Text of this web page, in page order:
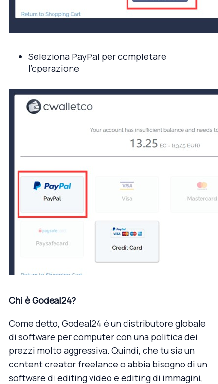
Seleziona PayPal per completare
l’operazione
Chi è Godeal24?
Come detto, Godeal24 è un distributore globale
di software per computer con una politica dei
prezzi molto aggressiva. Quindi, che tu sia un
content creator freelance o abbia bisogno di un
software di editing video e editing di immagini,